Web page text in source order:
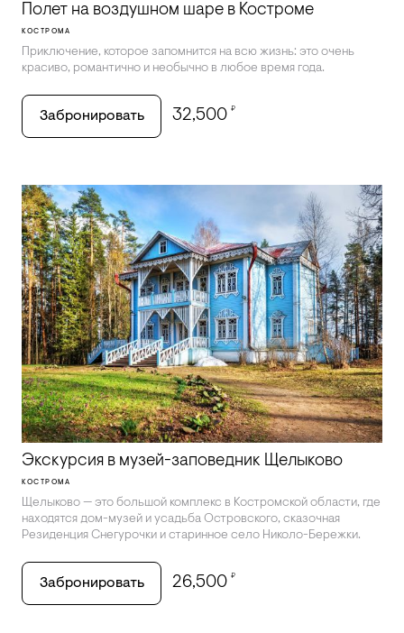
Полет на воздушном шаре в Костроме
КОСТРОМА
Приключение, которое запомнится на всю жизнь: это очень
красиво, романтично и необычно в любое время года.
Забронировать 32,500 ₽
Экскурсия в музей-заповедник Щелыково
КОСТРОМА
Щелыково — это большой комплекс в Костромской области, где
находятся дом-музей и усадьба Островского, сказочная
Резиденция Снегурочки и старинное село Николо-Бережки.
Забронировать 26,500 ₽